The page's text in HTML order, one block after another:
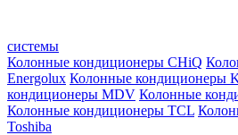
системы
Колонные кондиционеры CHiQ
Energolux Колонные кондиционеры
кондиционеры MDV Колонные
Колонные кондиционеры TCL
Toshiba